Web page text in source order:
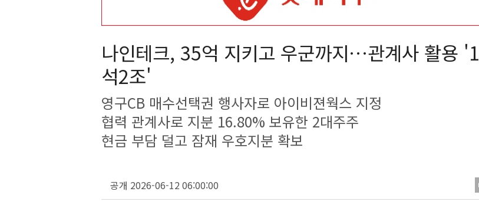
나인테크, 35억 지키고 우군까지…관계사 활용 '1
석2조'
영구CB 매수선택권 행사자로 아이비젼웍스 지정
협력 관계사로 지분 16.80% 보유한 2대주주
현금 부담 덜고 잠재 우호지분 확보
공개 2026-06-12 06:00:00